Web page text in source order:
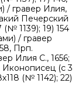
/ гравер Илия,
Печерский
(№ 1139); 19) 154
/ гравер
Прп.
Илия С., 1656;
Иконописец (с 3
(№ 1142); 22)